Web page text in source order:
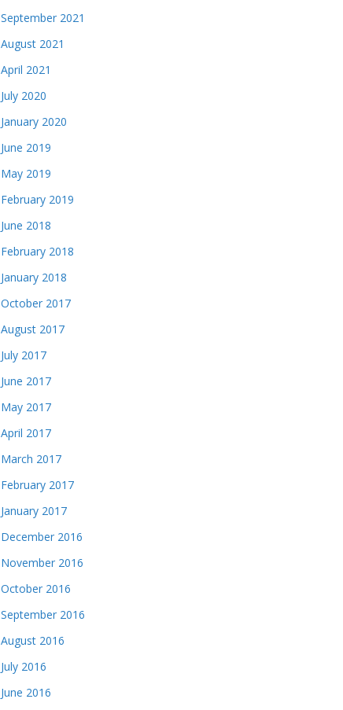
September 2021
August 2021
April 2021
July 2020
January 2020
June 2019
May 2019
February 2019
June 2018
February 2018
January 2018
October 2017
August 2017
July 2017
June 2017
May 2017
April 2017
March 2017
February 2017
January 2017
December 2016
November 2016
October 2016
September 2016
August 2016
July 2016
June 2016